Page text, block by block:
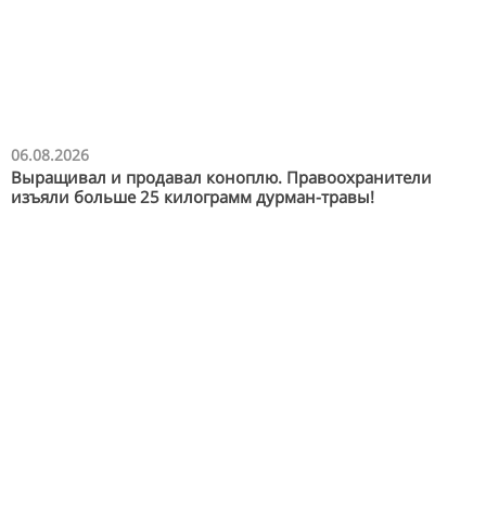
06.08.2026
Выращивал и продавал коноплю. Правоохранители
изъяли больше 25 килограмм дурман-травы!